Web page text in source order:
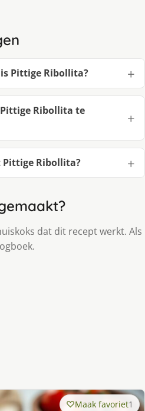
Pittige Ribollita?
Ribollita te
Ribollita?
dat dit recept werkt. Als
Maak favoriet1